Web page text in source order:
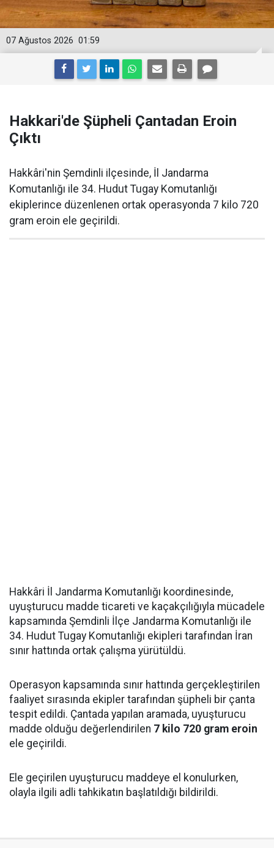
01:59
07 Ağustos 2026
Hakkari'de Şüpheli Çantadan Eroin
Çıktı
Hakkâri'nin Şemdinli ilçesinde, İl Jandarma
Komutanlığı ile 34. Hudut Tugay Komutanlığı
ekiplerince düzenlenen ortak operasyonda 7 kilo 720
gram eroin ele geçirildi.
Hakkâri İl Jandarma Komutanlığı koordinesinde,
uyuşturucu madde ticareti ve kaçakçılığıyla mücadele
kapsamında Şemdinli İlçe Jandarma Komutanlığı ile
34. Hudut Tugay Komutanlığı ekipleri tarafından İran
sınır hattında ortak çalışma yürütüldü.
Operasyon kapsamında sınır hattında gerçekleştirilen
faaliyet sırasında ekipler tarafından şüpheli bir çanta
tespit edildi. Çantada yapılan aramada, uyuşturucu
madde olduğu değerlendirilen 7 kilo 720 gram eroin
ele geçirildi.
Ele geçirilen uyuşturucu maddeye el konulurken,
olayla ilgili adli tahkikatın başlatıldığı bildirildi.